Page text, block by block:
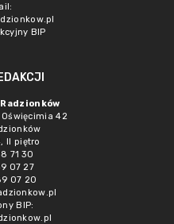
BIP
42
II piętro
71 30
07 27
07 20
BIP: